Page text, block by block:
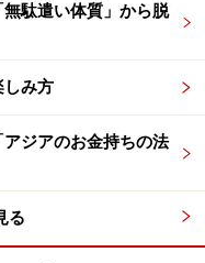
んのリアルなエピソ
らから
もとに読みやすく再
確性を保証するもの
駄遣い体質」から脱
しみ方
ジアのお金持ちの法
る